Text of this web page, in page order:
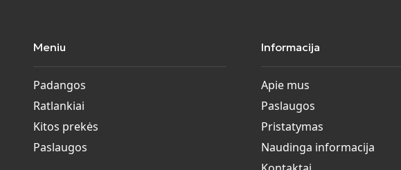
Meniu
Padangos
Ratlankiai
Kitos prekės
Paslaugos
Informacija
Apie mus
Paslaugos
Pristatymas
Naudinga informacija